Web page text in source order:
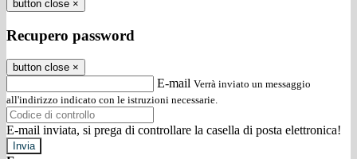
button close ×
Recupero password
button close ×
E-mail Verrà inviato un messaggio
all'indirizzo indicato con le istruzioni necessarie.
E-mail inviata, si prega di controllare la casella di posta elettronica!